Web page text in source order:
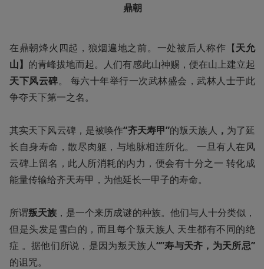
鼎朝
在鼎朝烽火四起，狼烟遍地之前。一处被后人称作【天允
山】 的青峰拔地而起。人们有感此山神赐，便在山上建立起
天下风云碑。 每六十年举行一次武林盛会，武林人士于此
争夺天下第一之名。
其实天下风云碑，是被唤作“齐天寿甲”的叛天族人 ， 为了延
长自身寿命，散尽肉躯，与地脉相连所化。 一旦有人在风
云碑上留名，此人所消耗的内力，便会有十分之一 转化成
能量传输给齐天寿甲，为他延长一甲子的寿命。
所谓叛天族 ，是一个来历成谜的种族。他们与人十分类似，
但是头发是雪白的，而且每个叛天族人 天生都有不同的绝
症 。据他们所说，是因为叛天族人“”寿与天齐，为天所忌”
的诅咒。